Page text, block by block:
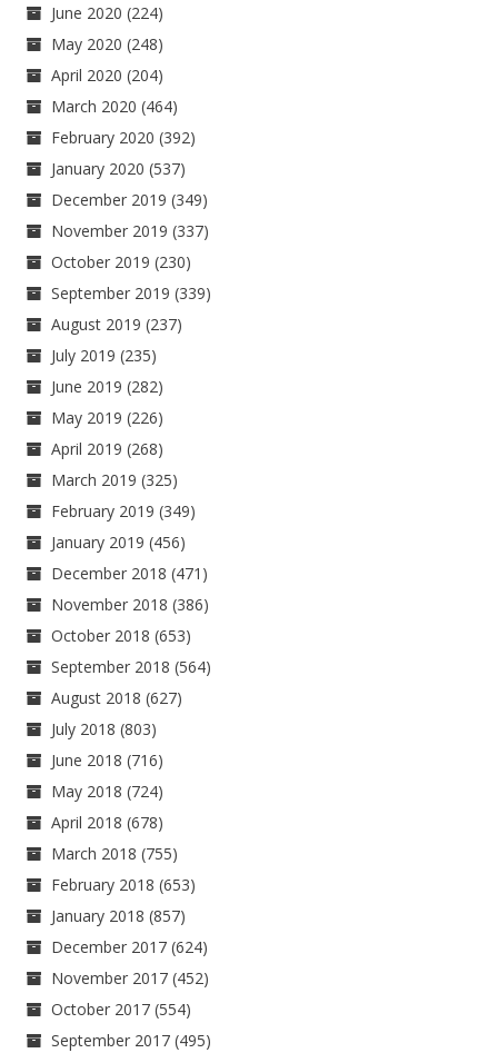
June 2020 (224)
May 2020 (248)
April 2020 (204)
March 2020 (464)
February 2020 (392)
January 2020 (537)
December 2019 (349)
November 2019 (337)
October 2019 (230)
September 2019 (339)
August 2019 (237)
July 2019 (235)
June 2019 (282)
May 2019 (226)
April 2019 (268)
March 2019 (325)
February 2019 (349)
January 2019 (456)
December 2018 (471)
November 2018 (386)
October 2018 (653)
September 2018 (564)
August 2018 (627)
July 2018 (803)
June 2018 (716)
May 2018 (724)
April 2018 (678)
March 2018 (755)
February 2018 (653)
January 2018 (857)
December 2017 (624)
November 2017 (452)
October 2017 (554)
September 2017 (495)